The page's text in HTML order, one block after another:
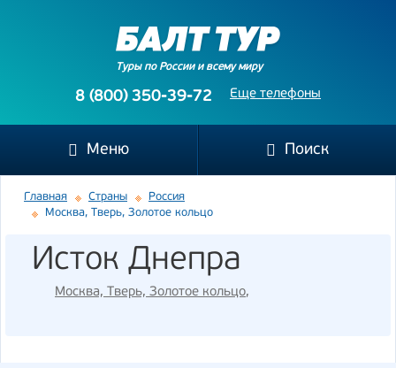
Туры по России и всему миру
Еще телефоны
8 (800) 350-39-72
Меню Поиск
Главная Страны
Россия
Москва, Тверь, Золотое кольцо
Исток Днепра
Москва, Тверь, Золотое кольцо,